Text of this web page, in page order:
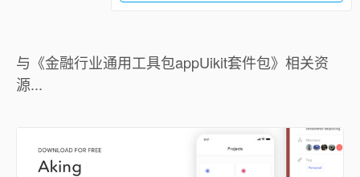
与《金融行业通用工具包appUikit套件包》相关资
源...